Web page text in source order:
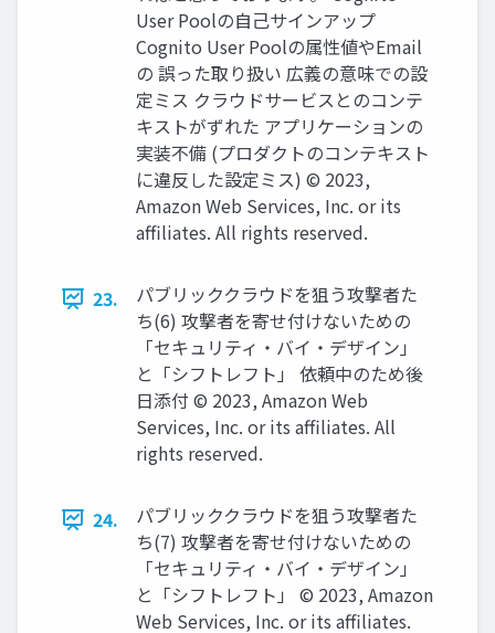
User Poolの自己サインアップ
Cognito User Poolの属性値やEmail
の 誤った取り扱い 広義の意味での設
定ミス クラウドサービスとのコンテ
キストがずれた アプリケーションの
実装不備 (プロダクトのコンテキスト
に違反した設定ミス) © 2023,
Amazon Web Services, Inc. or its
affiliates. All rights reserved.
23.
パブリッククラウドを狙う攻撃者た
ち(6) 攻撃者を寄せ付けないための
「セキュリティ・バイ・デザイン」
と「シフトレフト」 依頼中のため後
日添付 © 2023, Amazon Web
Services, Inc. or its affiliates. All
rights reserved.
24.
パブリッククラウドを狙う攻撃者た
ち(7) 攻撃者を寄せ付けないための
「セキュリティ・バイ・デザイン」
と「シフトレフト」 © 2023, Amazon
Web Services, Inc. or its affiliates.